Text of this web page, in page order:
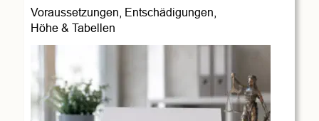
Voraussetzungen, Entschädigungen,
Höhe & Tabellen